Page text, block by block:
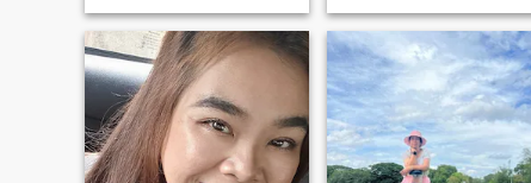
hand, hug me, and build a
bright future toget
Voor diegenen die willen
komen wonen in Thailand, ik
verwelkom je.